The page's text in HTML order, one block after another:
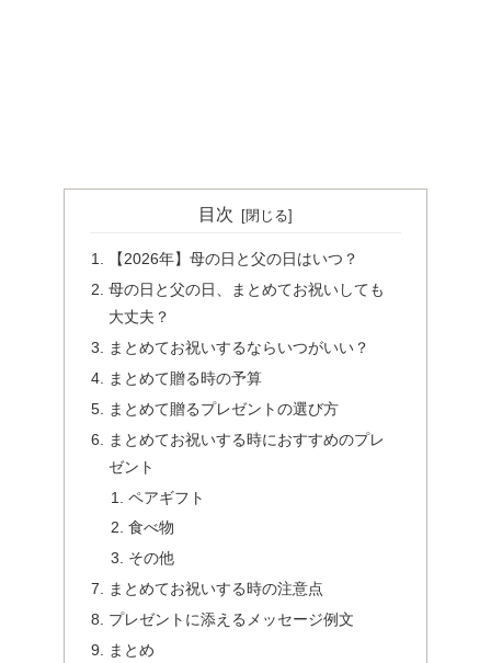
目次
【2026年】母の日と父の日はいつ？
母の日と父の日、まとめてお祝いしても
大丈夫？
まとめてお祝いするならいつがいい？
まとめて贈る時の予算
まとめて贈るプレゼントの選び方
まとめてお祝いする時におすすめのプレ
ゼント
ペアギフト
食べ物
その他
まとめてお祝いする時の注意点
プレゼントに添えるメッセージ例文
まとめ